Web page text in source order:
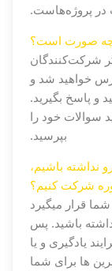
در پروژه‌هاست.
چه صورت است؟
شرکت‌کنندگان
خواهید شد و
و پاسخ بگیرید.
سوالات خود را
بپرسید.
نداشته باشیم،
شرکت کنیم؟
قرار میگیرد
باشید. پس
یادگیری و یا
ها برای شما